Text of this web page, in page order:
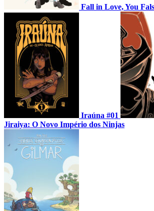
Fall in Love, You
Iraúna #01
Jiraiya: O Novo Império dos Ninjas